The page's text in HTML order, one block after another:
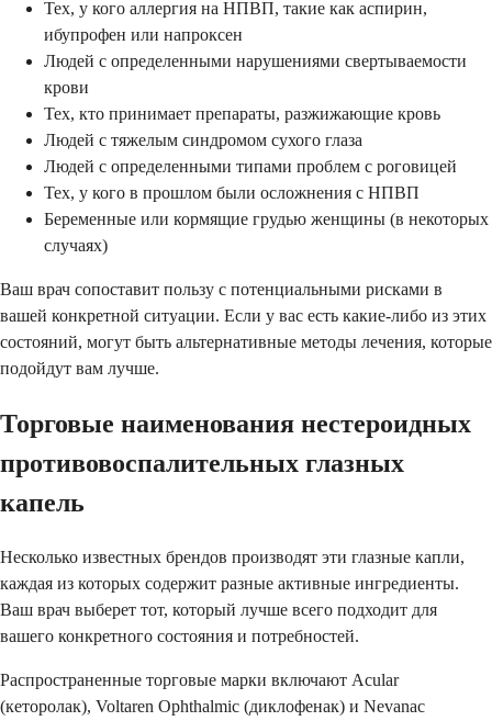
Тех, у кого аллергия на НПВП, такие как аспирин,
ибупрофен или напроксен
Людей с определенными нарушениями свертываемости
крови
Тех, кто принимает препараты, разжижающие кровь
Людей с тяжелым синдромом сухого глаза
Людей с определенными типами проблем с роговицей
Тех, у кого в прошлом были осложнения с НПВП
Беременные или кормящие грудью женщины (в некоторых
случаях)
Ваш врач сопоставит пользу с потенциальными рисками в
вашей конкретной ситуации. Если у вас есть какие-либо из этих
состояний, могут быть альтернативные методы лечения, которые
подойдут вам лучше.
Торговые наименования нестероидных
противовоспалительных глазных
капель
Несколько известных брендов производят эти глазные капли,
каждая из которых содержит разные активные ингредиенты.
Ваш врач выберет тот, который лучше всего подходит для
вашего конкретного состояния и потребностей.
Распространенные торговые марки включают Acular
(кеторолак), Voltaren Ophthalmic (диклофенак) и Nevanac